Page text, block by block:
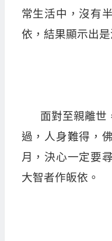
常生活中，沒有
依，結果顯示出是
面對至親離世
過，人身難得，
月，決心一定要
大智者作皈依。